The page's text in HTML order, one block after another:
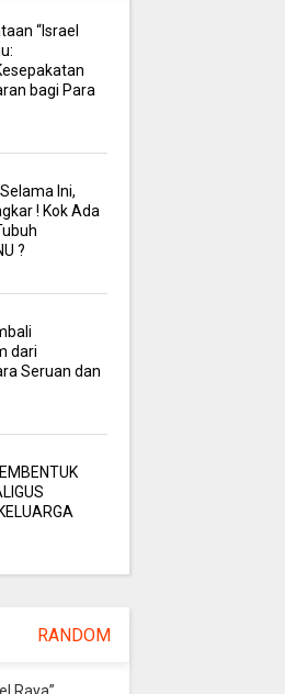
“Israel
bagi Para
Ini,
! Kok Ada
?
dari
Seruan dan
RANDOM